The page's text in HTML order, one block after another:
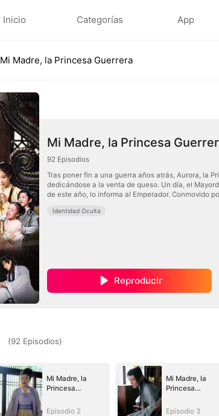
Inicio Categorías App
Mi Madre, la Princesa Guerrera
Mi Madre, la Princesa
92 Episodios
Tras poner fin a una guerra años atrás, Aurora, la
dedicándose a la venta de queso. Un día, el
de este año, lo informa al Emperador. Conmovido
Identidad Oculta
Reproducir
(92 Episodios)
Mi Madre, la
Princesa
Episodio 2
Mi Madre, la
Princesa
Episodio 3